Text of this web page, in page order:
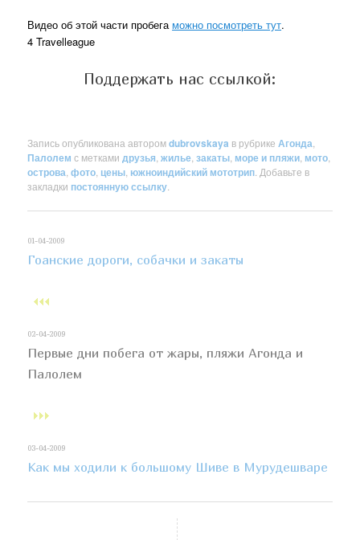
Видео об этой части пробега можно посмотреть тут.
4 Travelleague
Поддержать нас ссылкой:
Запись опубликована авторомdubrovskaya в рубрикеАгонда
Палолем с метками друзья ,жилье ,закаты море и пляжи мото
острова ,фото цены южноиндийский мототрип . Добавьте в
закладки постоянную ссылку
01-04-2009
Гоанские дороги, собачки и закаты
02-04-2009
Первые дни побега от жары, пляжи Агонда и
Палолем
03-04-2009
Как мы ходили к большому Шиве в Мурудешваре